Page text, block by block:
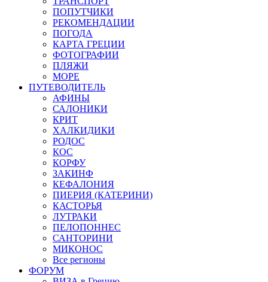
ПОПУТЧИКИ
РЕКОМЕНДАЦИИ
ПОГОДА
КАРТА ГРЕЦИИ
ФОТОГРАФИИ
ПЛЯЖИ
МОРЕ
ПУТЕВОДИТЕЛЬ
АФИНЫ
САЛОНИКИ
КРИТ
ХАЛКИДИКИ
РОДОС
КОС
КОРФУ
ЗАКИНФ
КЕФАЛОНИЯ
ПИЕРИЯ (КАТЕРИНИ)
КАСТОРЬЯ
ЛУТРАКИ
ПЕЛОПОННЕС
САНТОРИНИ
МИКОНОС
Все регионы
ФОРУМ